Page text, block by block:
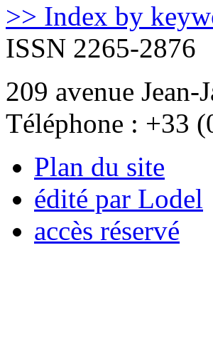
>> Index by
ISSN 2265-2876
209 avenue Jean-
Téléphone : +33
Plan du site
édité par Lodel
accès réservé